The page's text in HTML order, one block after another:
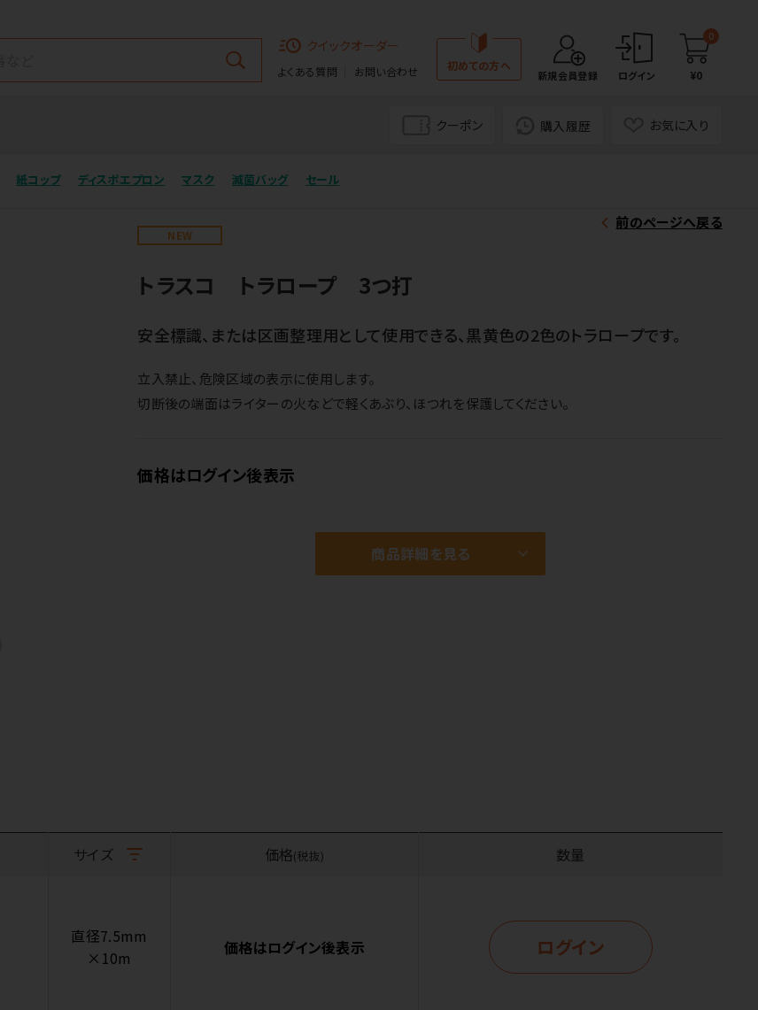
クイックオーダー
よくある質問 お問い合わせ 初めての方へ
新規会員登録 ログイン
0
¥0
クーポン 購入履歴 お気に入り
紙コップ ディスポエプロン マスク 滅菌バッグ セール
前のページへ戻る
NEW
トラスコ トラロープ 3つ打
安全標識、または区画整理用として使用できる、黒黄色の2色のトラロープです。
立入禁止、危険区域の表示に使用します。
切断後の端面はライターの火などで軽くあぶり、ほつれを保護してください。
価格はログイン後表示
商品詳細を見る
サイズ 価格(税抜) 数量
直径7.5mm
×10m
価格はログイン後表示 ログイン